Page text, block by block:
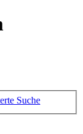
Suche